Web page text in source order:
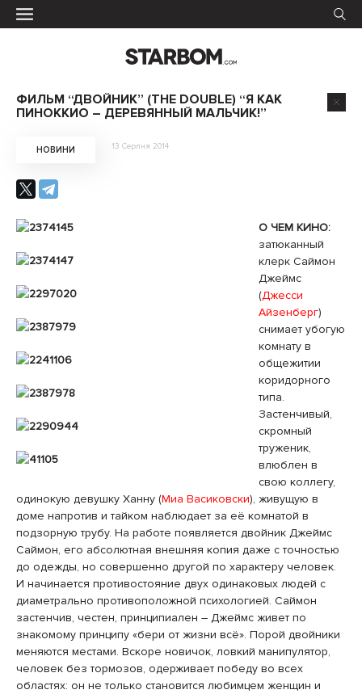
ФИЛЬМ “ДВОЙНИК” (THE DOUBLE) “Я КАК
ПИНОККИО – ДЕРЕВЯННЫЙ МАЛЬЧИК!”
НОВИНИ 13 Серпня 2014
О ЧЕМ КИНО:
затюканный
клерк Саймон
Джеймс
(Джесси
Айзенберг)
снимает убогую
комнату в
общежитии
коридорного
типа.
Застенчивый,
скромный
труженик,
влюблен в
свою коллегу,
одинокую девушку Ханну (Миа Васиковски), живущую в
доме напротив и тайком наблюдает за её комнатой в
подзорную трубу. На работе появляется двойник Джеймс
Саймон, его абсолютная внешняя копия даже с точностью
до одежды, но совершенно другой по характеру человек.
И начинается противостояние двух одинаковых людей с
диаметрально противоположной психологией. Саймон
застенчив, честен, принципиален – Джеймс живет по
знакомому принципу «бери от жизни всё». Порой двойники
меняются местами. Вскоре новичок, ловкий манипулятор,
человек без тормозов, одерживает победу во всех
областях: он не только становится любимцем женщин и